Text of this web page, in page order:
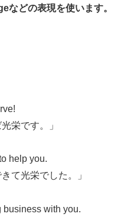
どの表現を使います。
栄です。」
help you.
て光栄でした。」
business with you.